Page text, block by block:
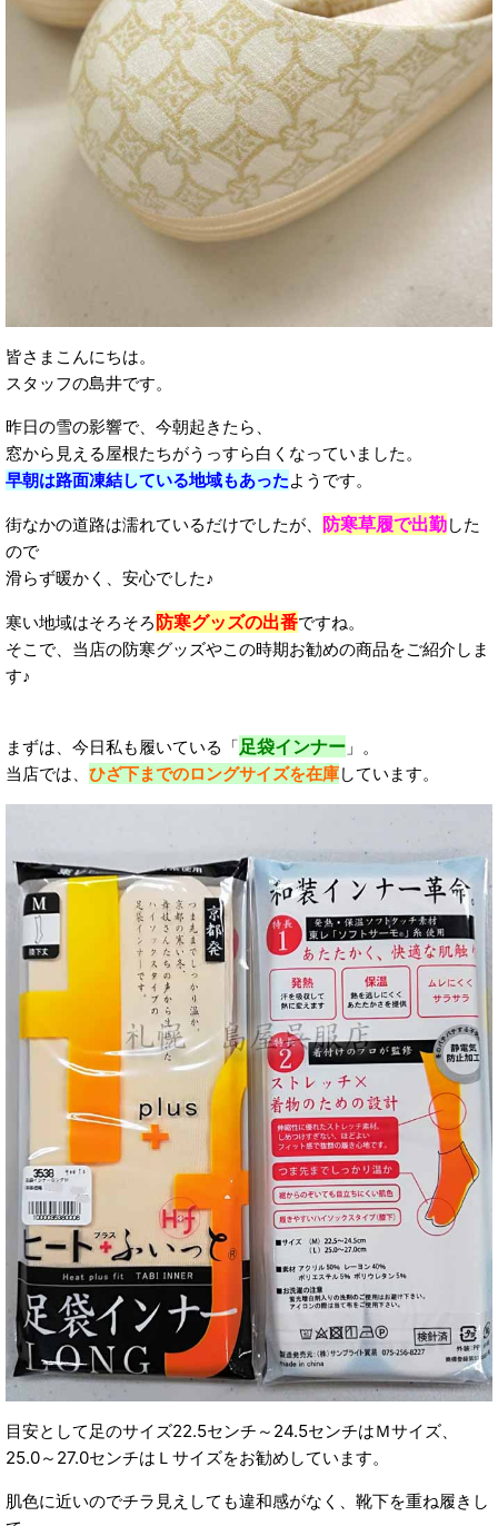
皆さまこんにちは。
スタッフの島井です。
昨日の雪の影響で、今朝起きたら、
窓から見える屋根たちがうっすら白くなっていました。
早朝は路面凍結している地域もあったようです。
街なかの道路は濡れているだけでしたが、 防寒草履で出勤した
ので
滑らず暖かく、安心でした♪
寒い地域はそろそろ 防寒グッズの出番ですね。
そこで、当店の防寒グッズやこの時期お勧めの商品をご紹介しま
す♪
まずは、今日私も履いている「足袋インナー 」。
当店では、 ひざ下までのロングサイズを在庫しています。
目安として足のサイズ22.5センチ～24.5センチはＭサイズ、
25.0～27.0センチはＬサイズをお勧めしています。
肌色に近いのでチラ見えしても違和感がなく、靴下を重ね履きし